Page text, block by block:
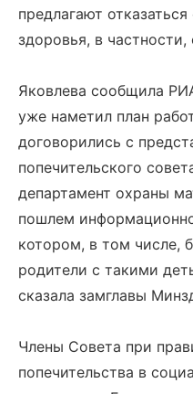
предлагают
здоровья, в
Яковлева сообщила
уже наметил план
договорились с
попечительского
департамент охраны
пошлем
котором, в том числе,
родители с такими
сказала замглавы
Члены Совета при
попечительства в